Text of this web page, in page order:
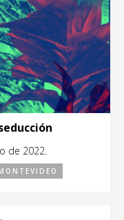
de 2022.